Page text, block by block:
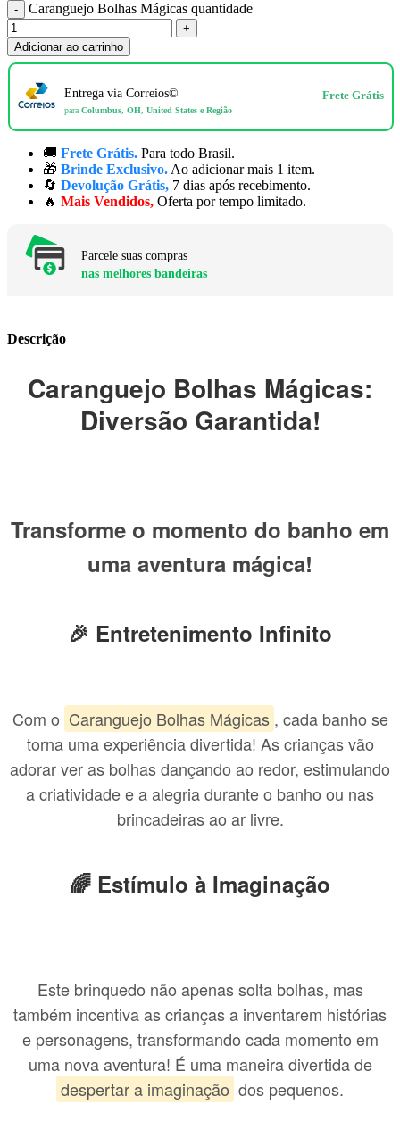
Caranguejo Bolhas Mágicas quantidade
Adicionar ao carrinho
Entrega via Correios©
para Columbus, OH, United States e Região
Frete Grátis
🚚 Frete Grátis. Para todo Brasil.
🎁 Brinde Exclusivo. Ao adicionar mais 1 item.
🔄 Devolução Grátis, 7 dias após recebimento.
🔥 Mais Vendidos, Oferta por tempo limitado.
Parcele suas compras
nas melhores bandeiras
Descrição
Caranguejo Bolhas Mágicas:
Diversão Garantida!
Transforme o momento do banho em
uma aventura mágica!
🎉 Entretenimento Infinito
Com o Caranguejo Bolhas Mágicas , cada banho se
torna uma experiência divertida! As crianças vão
adorar ver as bolhas dançando ao redor, estimulando
a criatividade e a alegria durante o banho ou nas
brincadeiras ao ar livre.
🌈 Estímulo à Imaginação
Este brinquedo não apenas solta bolhas, mas
também incentiva as crianças a inventarem histórias
e personagens, transformando cada momento em
uma nova aventura! É uma maneira divertida de
despertar a imaginação dos pequenos.